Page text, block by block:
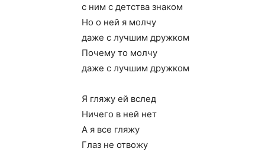
с ним с детства знаком
Но о ней я молчу
даже с лучшим дружком
Почему то молчу
даже с лучшим дружком
Я гляжу ей вслед
Ничего в ней нет
А я все гляжу
Глаз не отвожу